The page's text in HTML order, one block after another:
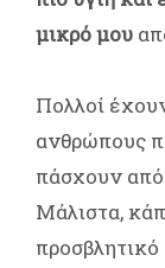
μικρό μου
Πολλοί
ανθρώπους
πάσχουν
Μάλιστα,
προσβλητικό